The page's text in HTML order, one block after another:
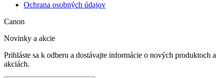
Ochrana osobných údajov
Canon
Novinky a akcie
Prihláste sa k odberu a dostávajte informácie o nových produktoch a
akciách.